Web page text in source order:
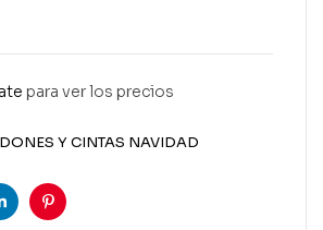
para ver los precios
Y CINTAS NAVIDAD
Pinterest